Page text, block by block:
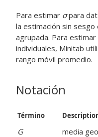
Para estimar σpara
la estimación sin
agrupada. Para estimar
individuales, Minitab
rango móvil promedio.
Notación
Término
G
media